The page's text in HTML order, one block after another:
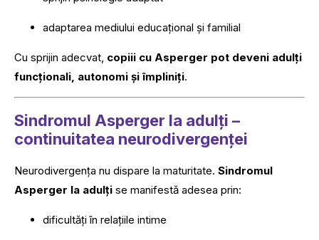
adaptarea mediului educațional și familial
Cu sprijin adecvat, copiii cu Asperger pot deveni adulți
funcționali, autonomi și împliniți.
Sindromul Asperger la adulți –
continuitatea neurodivergenței
Neurodivergența nu dispare la maturitate. Sindromul
Asperger la adulți se manifestă adesea prin:
dificultăți în relațiile intime